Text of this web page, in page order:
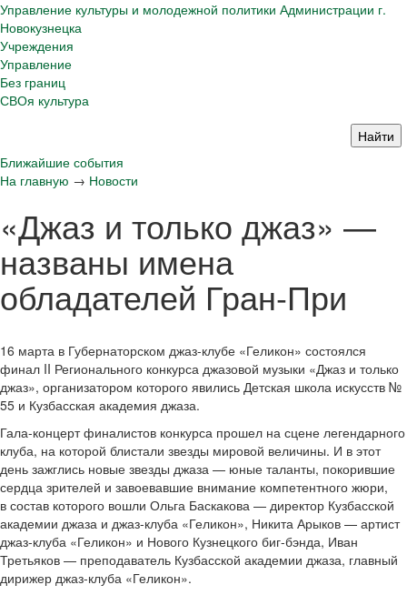
Управление культуры и молодежной политики Администрации г.
Новокузнецка
Учреждения
Управление
Без границ
СВОя культура
Ближайшие события
На главную → Новости
«Джаз и только джаз» —
названы имена
обладателей Гран-При
16 марта в Губернаторском джаз-клубе «Геликон» состоялся
финал II Регионального конкурса джазовой музыки «Джаз и только
джаз», организатором которого явились Детская школа искусств №
55 и Кузбасская академия джаза.
Гала-концерт финалистов конкурса прошел на сцене легендарного
клуба, на которой блистали звезды мировой величины. И в этот
день зажглись новые звезды джаза — юные таланты, покорившие
сердца зрителей и завоевавшие внимание компетентного жюри,
в состав которого вошли Ольга Баскакова — директор Кузбасской
академии джаза и джаз-клуба «Геликон», Никита Арыков — артист
джаз-клуба «Геликон» и Нового Кузнецкого биг-бэнда, Иван
Третьяков — преподаватель Кузбасской академии джаза, главный
дирижер джаз-клуба «Геликон».